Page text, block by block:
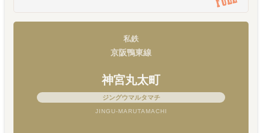
私鉄
京阪鴨東線
神宮丸太町
ジングウマルタマチ
JINGU-MARUTAMACHI